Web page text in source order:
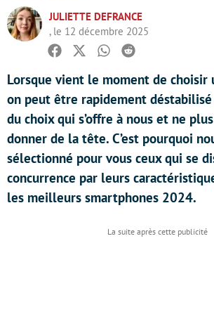
JULIETTE DEFRANCE
, le 12 décembre 2025
Facebook
TwitterWhatsapp
Reddit
Lorsque vient le moment de choisir
on peut être rapidement déstabilisé
du choix qui s’offre à nous et ne
donner de la tête. C’est pourquoi
sélectionné pour vous ceux qui se
concurrence par leurs
les meilleurs smartphones 2024.